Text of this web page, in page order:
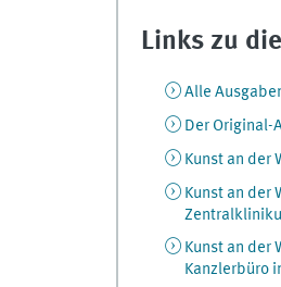
Links zu
Alle
Der Original-
Kunst an der
Kunst an der
Kunst an der
Kanzlerbüro